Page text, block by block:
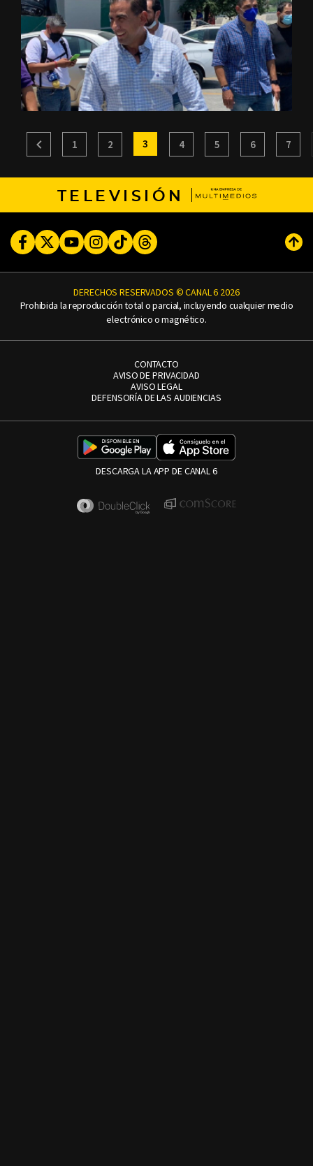
1 2 3 4 5 6 7
TELEVISIÓN
FacebookTwitterYoutubeInstagram
TikTokThreads
DERECHOS RESERVADOS © CANAL 6 2026
Prohibida la reproducción total o parcial, incluyendo cualquier medio
electrónico o magnético.
CONTACTO
AVISO DE PRIVACIDAD
AVISO LEGAL
DEFENSORÍA DE LAS AUDIENCIAS
DESCARGA LA APP DE CANAL 6